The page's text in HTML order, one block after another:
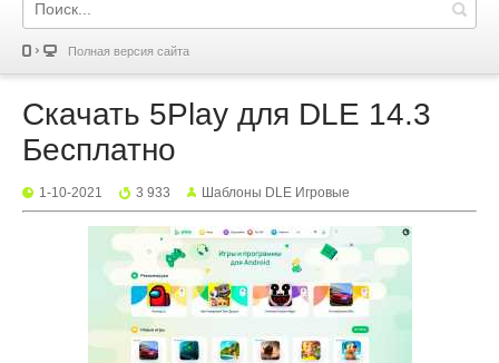
Полная версия сайта
Скачать 5Play для DLE 14.3
Бесплатно
1-10-2021 3 933 Шаблоны DLE Игровые